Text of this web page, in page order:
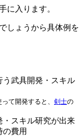
に入ります。
しょうから具体例を
う武具開発・スキル
て開発すると、 剣士の
・スキル研究が出来
の費用